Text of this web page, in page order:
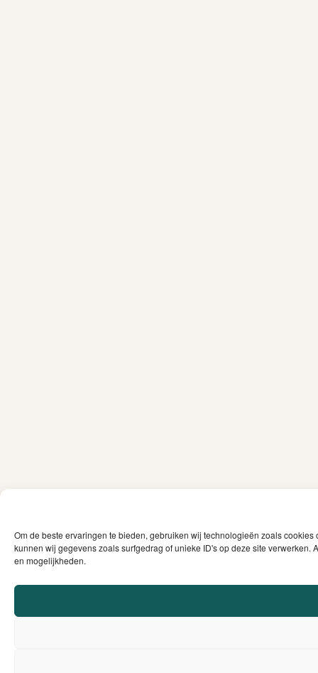
Om de beste ervaringen te bieden, gebruiken wij technologieën zoals
kunnen wij gegevens zoals surfgedrag of unieke ID's op deze site
en mogelijkheden.